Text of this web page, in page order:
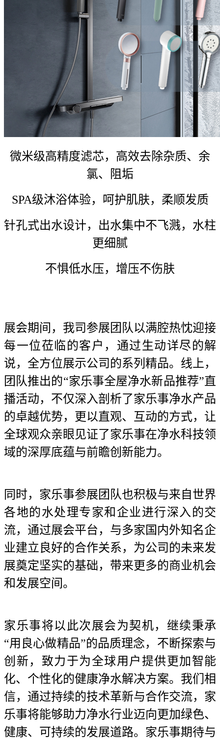
微米级高精度滤芯，高效去除杂质、余
氯、阻垢
SPA级沐浴体验，呵护肌肤，柔顺发质
针孔式出水设计，出水集中不飞溅，水柱
更细腻
不惧低水压，增压不伤肤
展会期间，我司参展团队以满腔热忱迎接
每一位莅临的客户，通过生动详尽的解
说，全方位展示公司的系列精品。线上，
团队推出的“家乐事全屋净水新品推荐”直
播活动，不仅深入剖析了家乐事净水产品
的卓越优势，更以直观、互动的方式，让
全球观众亲眼见证了家乐事在净水科技领
域的深厚底蕴与前瞻创新能力。
同时，家乐事参展团队也积极与来自世界
各地的水处理专家和企业进行深入的交
流，通过展会平台，与多家国内外知名企
业建立良好的合作关系，为公司的未来发
展奠定坚实的基础，带来更多的商业机会
和发展空间。
家乐事将以此次展会为契机，继续秉承
“用良心做精品”的品质理念，不断探索与
创新，致力于为全球用户提供更加智能
化、个性化的健康净水解决方案。我们相
信，通过持续的技术革新与合作交流，家
乐事将能够助力净水行业迈向更加绿色、
健康、可持续的发展道路。家乐事期待与